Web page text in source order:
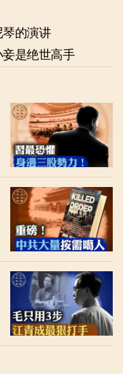
琴的演讲
妾是绝世高手